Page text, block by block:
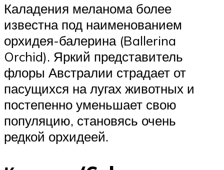
Каладения меланома более
известна под наименованием
орхидея-балерина (Ballerina
Orchid). Яркий представитель
флоры Австралии страдает от
пасущихся на лугах животных и
постепенно уменьшает свою
популяцию, становясь очень
редкой орхидеей.